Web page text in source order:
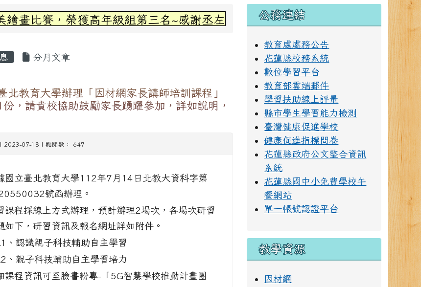
內容
，榮獲高年級組第三名~感謝丞左老師指導~
域分月文章
北教育大學辦理「因材網家長講師培訓課程」
，請貴校協助鼓勵家長踴躍參加，詳如說明，
2023-07-18 | 點閱數： 647
國立臺北教育大學112年7月14日北教大資科字第
號函辦理。
課程採線上方式辦理，預計辦理2場次，各場次研習
如下，研習資訊及報名網址詳如附件。
、認識親子科技輔助自主學習
、親子科技輔助自主學習培力
課程資訊可至臉書粉專-「5G智慧學校推動計畫團
右邊區域內容
公務連結
教育處處務公告
花蓮縣校務系統
數位學習平台
教育部雲端郵件
學習扶助線上評量
縣市學生學習能力檢測
臺灣健康促進學校
健康促進指標問卷
花蓮縣政府公文整合資訊
系統
花蓮縣國中小免費學校午
餐網站
單一帳號認證平台
教學資源
因材網